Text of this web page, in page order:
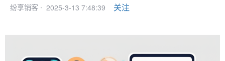
纷享销客 · 2025-3-13 7:48:39 关注